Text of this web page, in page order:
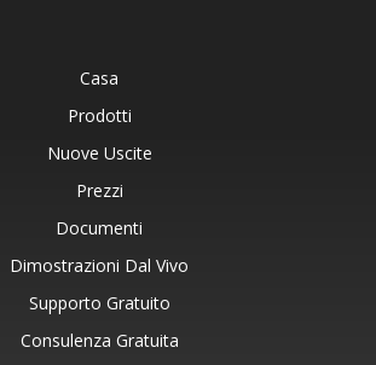
Casa
Prodotti
Nuove Uscite
Prezzi
Documenti
Dimostrazioni Dal Vivo
Supporto Gratuito
Consulenza Gratuita